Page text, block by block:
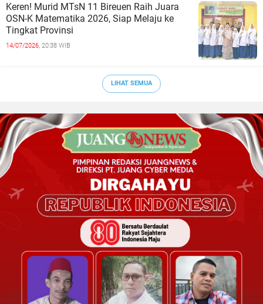
Keren! Murid MTsN 11 Bireuen Raih Juara
OSN-K Matematika 2026, Siap Melaju ke
Tingkat Provinsi
14/07/2026, 20:38 WIB
LIHAT SEMUA